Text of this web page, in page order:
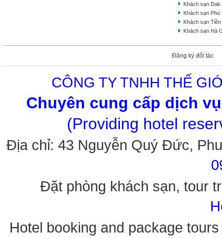
Khách sạn Dak
Khách sạn Phú
Khách sạn
Khách sạn Hà
Đăng ký đối tác
CÔNG TY TNHH THẾ
Chuyên cung cấp dịch
(Providing hotel
Địa chỉ: 43 Nguyễn Quý Đức,
Đặt phòng khách sạn, tour
Hotel booking and package